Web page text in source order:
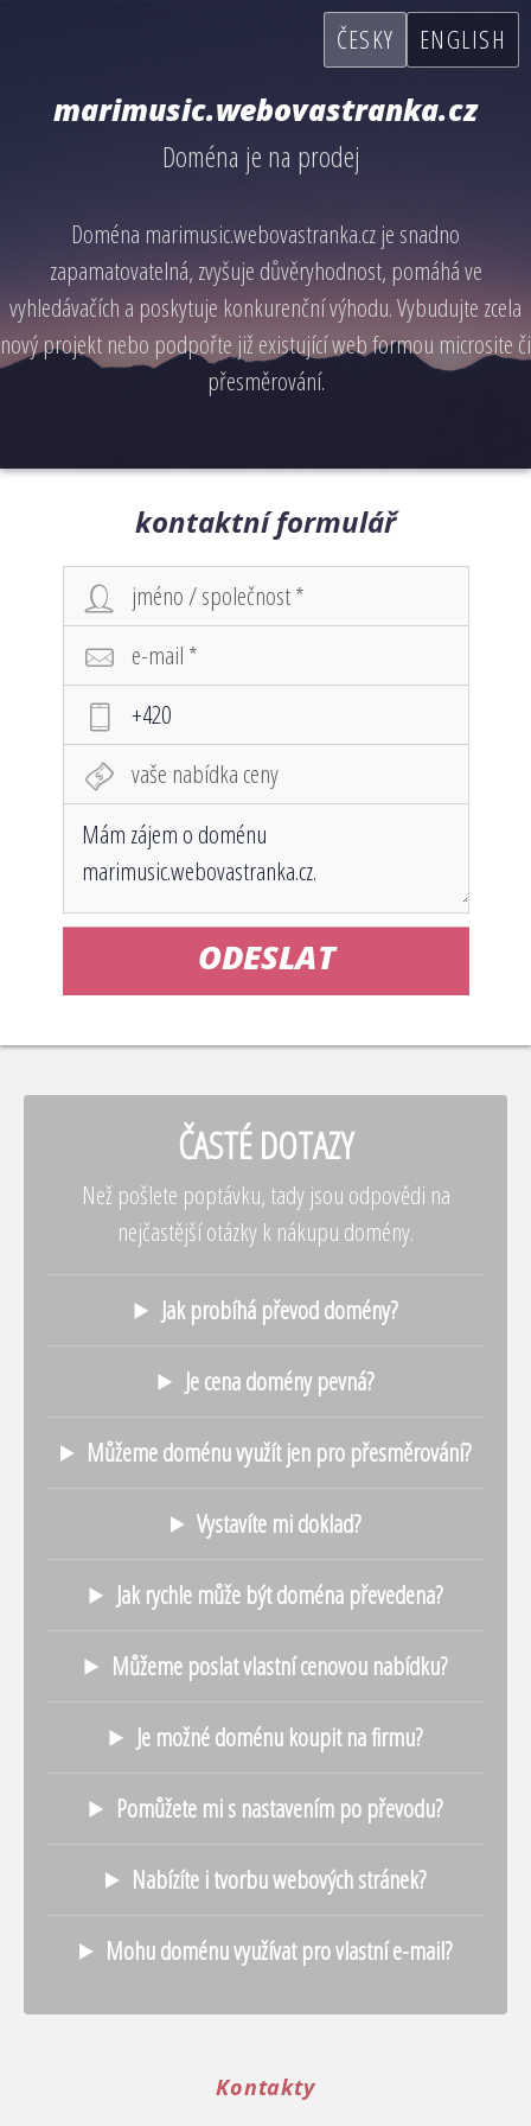
ČESKY ENGLISH
marimusic.webovastranka.cz
Doména je na prodej
Doména marimusic.webovastranka.cz je snadno
zapamatovatelná, zvyšuje důvěryhodnost, pomáhá ve
vyhledávačích a poskytuje konkurenční výhodu. Vybudujte zcela
nový projekt nebo podpořte již existující web formou microsite či
přesměrování.
kontaktní formulář
ODESLAT
ČASTÉ DOTAZY
Než pošlete poptávku, tady jsou odpovědi na
nejčastější otázky k nákupu domény.
Jak probíhá převod domény?
Je cena domény pevná?
Můžeme doménu využít jen pro přesměrování?
Vystavíte mi doklad?
Jak rychle může být doména převedena?
Můžeme poslat vlastní cenovou nabídku?
Je možné doménu koupit na firmu?
Pomůžete mi s nastavením po převodu?
Nabízíte i tvorbu webových stránek?
Mohu doménu využívat pro vlastní e-mail?
Kontakty